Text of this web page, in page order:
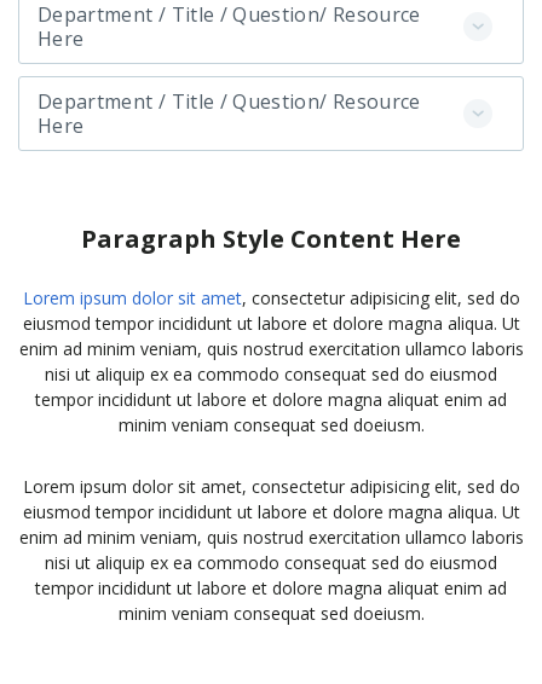
Department / Title / Question/ Resource
Here
Department / Title / Question/ Resource
Here
Paragraph Style Content Here
Lorem ipsum dolor sit amet, consectetur adipisicing elit, sed do
eiusmod tempor incididunt ut labore et dolore magna aliqua. Ut
enim ad minim veniam, quis nostrud exercitation ullamco laboris
nisi ut aliquip ex ea commodo consequat sed do eiusmod
tempor incididunt ut labore et dolore magna aliquat enim ad
minim veniam consequat sed doeiusm.
Lorem ipsum dolor sit amet, consectetur adipisicing elit, sed do
eiusmod tempor incididunt ut labore et dolore magna aliqua. Ut
enim ad minim veniam, quis nostrud exercitation ullamco laboris
nisi ut aliquip ex ea commodo consequat sed do eiusmod
tempor incididunt ut labore et dolore magna aliquat enim ad
minim veniam consequat sed doeiusm.